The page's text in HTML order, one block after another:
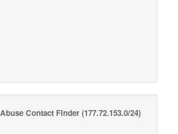
Abuse Contact Finder (177.72.153.0/24)